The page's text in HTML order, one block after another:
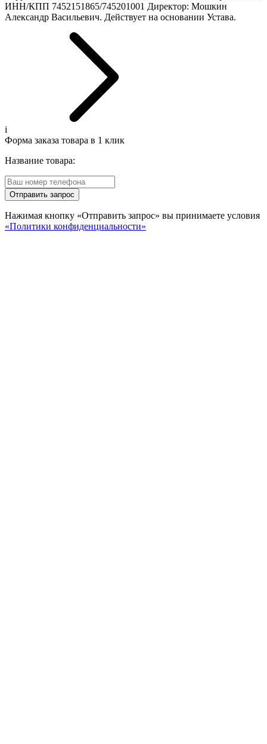
ИНН/КПП 7452151865/745201001 Директор: Мошкин
Александр Васильевич. Действует на основании Устава.
i
Форма заказа товара в 1 клик
Название товара:
Отправить запрос
Нажимая кнопку «Отправить запрос» вы принимаете условия
«Политики конфиденциальности»